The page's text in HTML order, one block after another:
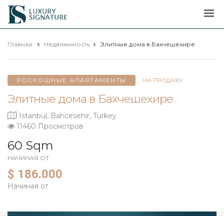
Luxury
Signature
Главная Недвижимость Элитные дома в Бахчешехире
РОСКОШНЫЕ АПАРТАМЕНТЫ НА ПРОДАЖУ
Элитные дома в Бахчешехире
Istanbul, Bahcesehir, Turkey
11460 Просмотров
60 Sqm
НАЧИНАЯ ОТ
$ 186.000
Начиная от